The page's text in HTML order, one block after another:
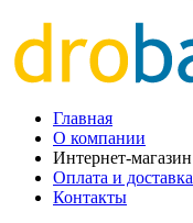
Главная
О компании
Интернет-магазин
Оплата и доставка
Контакты